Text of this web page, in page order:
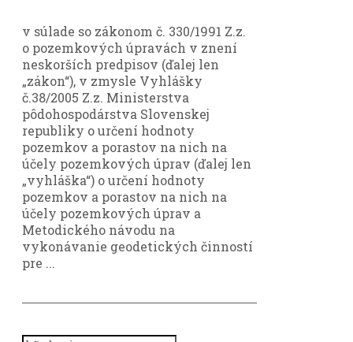
v súlade so zákonom č. 330/1991 Z.z.
o pozemkových úpravách v znení
neskorších predpisov (ďalej len
„zákon“), v zmysle Vyhlášky
č.38/2005 Z.z. Ministerstva
pôdohospodárstva Slovenskej
republiky o určení hodnoty
pozemkov a porastov na nich na
účely pozemkových úprav (ďalej len
„vyhláška“) o určení hodnoty
pozemkov a porastov na nich na
účely pozemkových úprav a
Metodického návodu na
vykonávanie geodetických činností
pre ...